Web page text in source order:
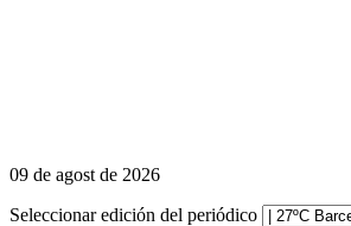
09 de agost de 2026
Seleccionar edición del periódico